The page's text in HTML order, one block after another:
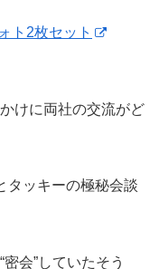
ト2枚セット
けに両社の交流がど
タッキーの極秘会談
会”していたそう